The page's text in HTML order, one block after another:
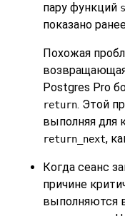
пару функций
показано
Похожая
Postgres Pro
return. Этой
выполняя для
return_next,
Когда сеанс
причине
выполняются